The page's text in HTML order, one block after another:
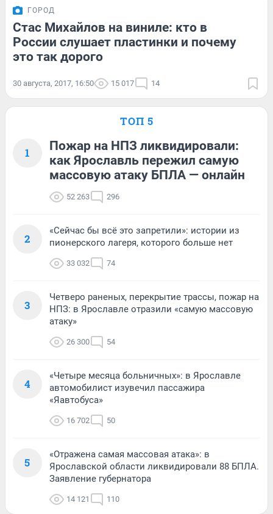
ГОРОД
Стас Михайлов на виниле: кто в
России слушает пластинки и почему
это так дорого
30 августа, 2017, 16:50 15 017 14
ТОП 5
1
Пожар на НПЗ ликвидировали:
как Ярославль пережил самую
массовую атаку БПЛА — онлайн
52 263 296
2
«Сейчас бы всё это запретили»: истории из
пионерского лагеря, которого больше нет
33 032 74
3
Четверо раненых, перекрытие трассы, пожар на
НПЗ: в Ярославле отразили «самую массовую
атаку»
26 300 54
4
«Четыре месяца больничных»: в Ярославле
автомобилист изувечил пассажира
«Яавтобуса»
16 702 50
5
«Отражена самая массовая атака»: в
Ярославской области ликвидировали 88 БПЛА.
Заявление губернатора
14 121 110